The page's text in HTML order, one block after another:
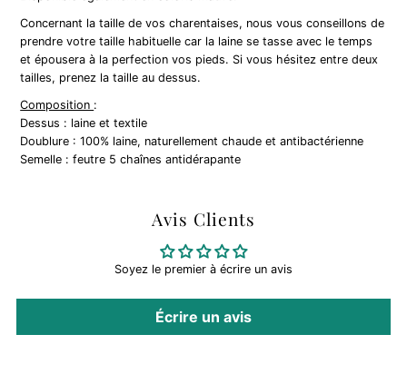
Concernant la taille de vos charentaises, nous vous conseillons de
prendre votre taille habituelle car la laine se tasse avec le temps
et épousera à la perfection vos pieds. Si vous hésitez entre deux
tailles, prenez la taille au dessus.
Composition :
Dessus : laine et textile
Doublure : 100% laine, naturellement chaude et antibactérienne
Semelle : feutre 5 chaînes antidérapante
Avis Clients
Soyez le premier à écrire un avis
Écrire un avis